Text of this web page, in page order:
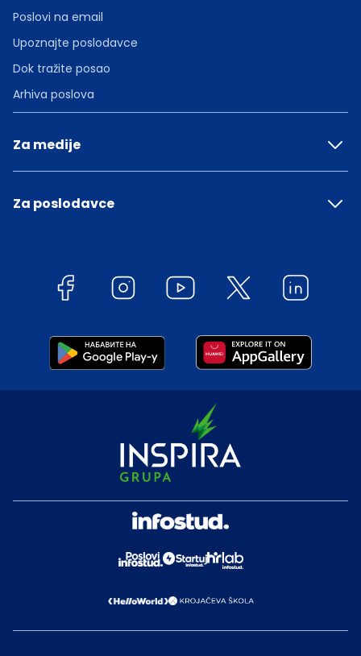
Poslovi na email
Upoznajte poslodavce
Dok tražite posao
Arhiva poslova
Za medije
Za poslodavce